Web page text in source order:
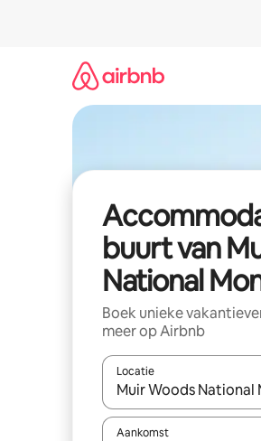
buurt van
National
Boek unieke
meer op Airbnb
Locatie
Wanneer er resultaten
Aankomst